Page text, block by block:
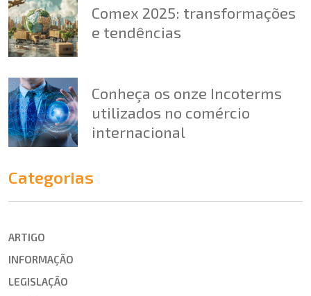
Comex 2025: transformações
e tendências
Conheça os onze Incoterms
utilizados no comércio
internacional
Categorias
ARTIGO
INFORMAÇÃO
LEGISLAÇÃO